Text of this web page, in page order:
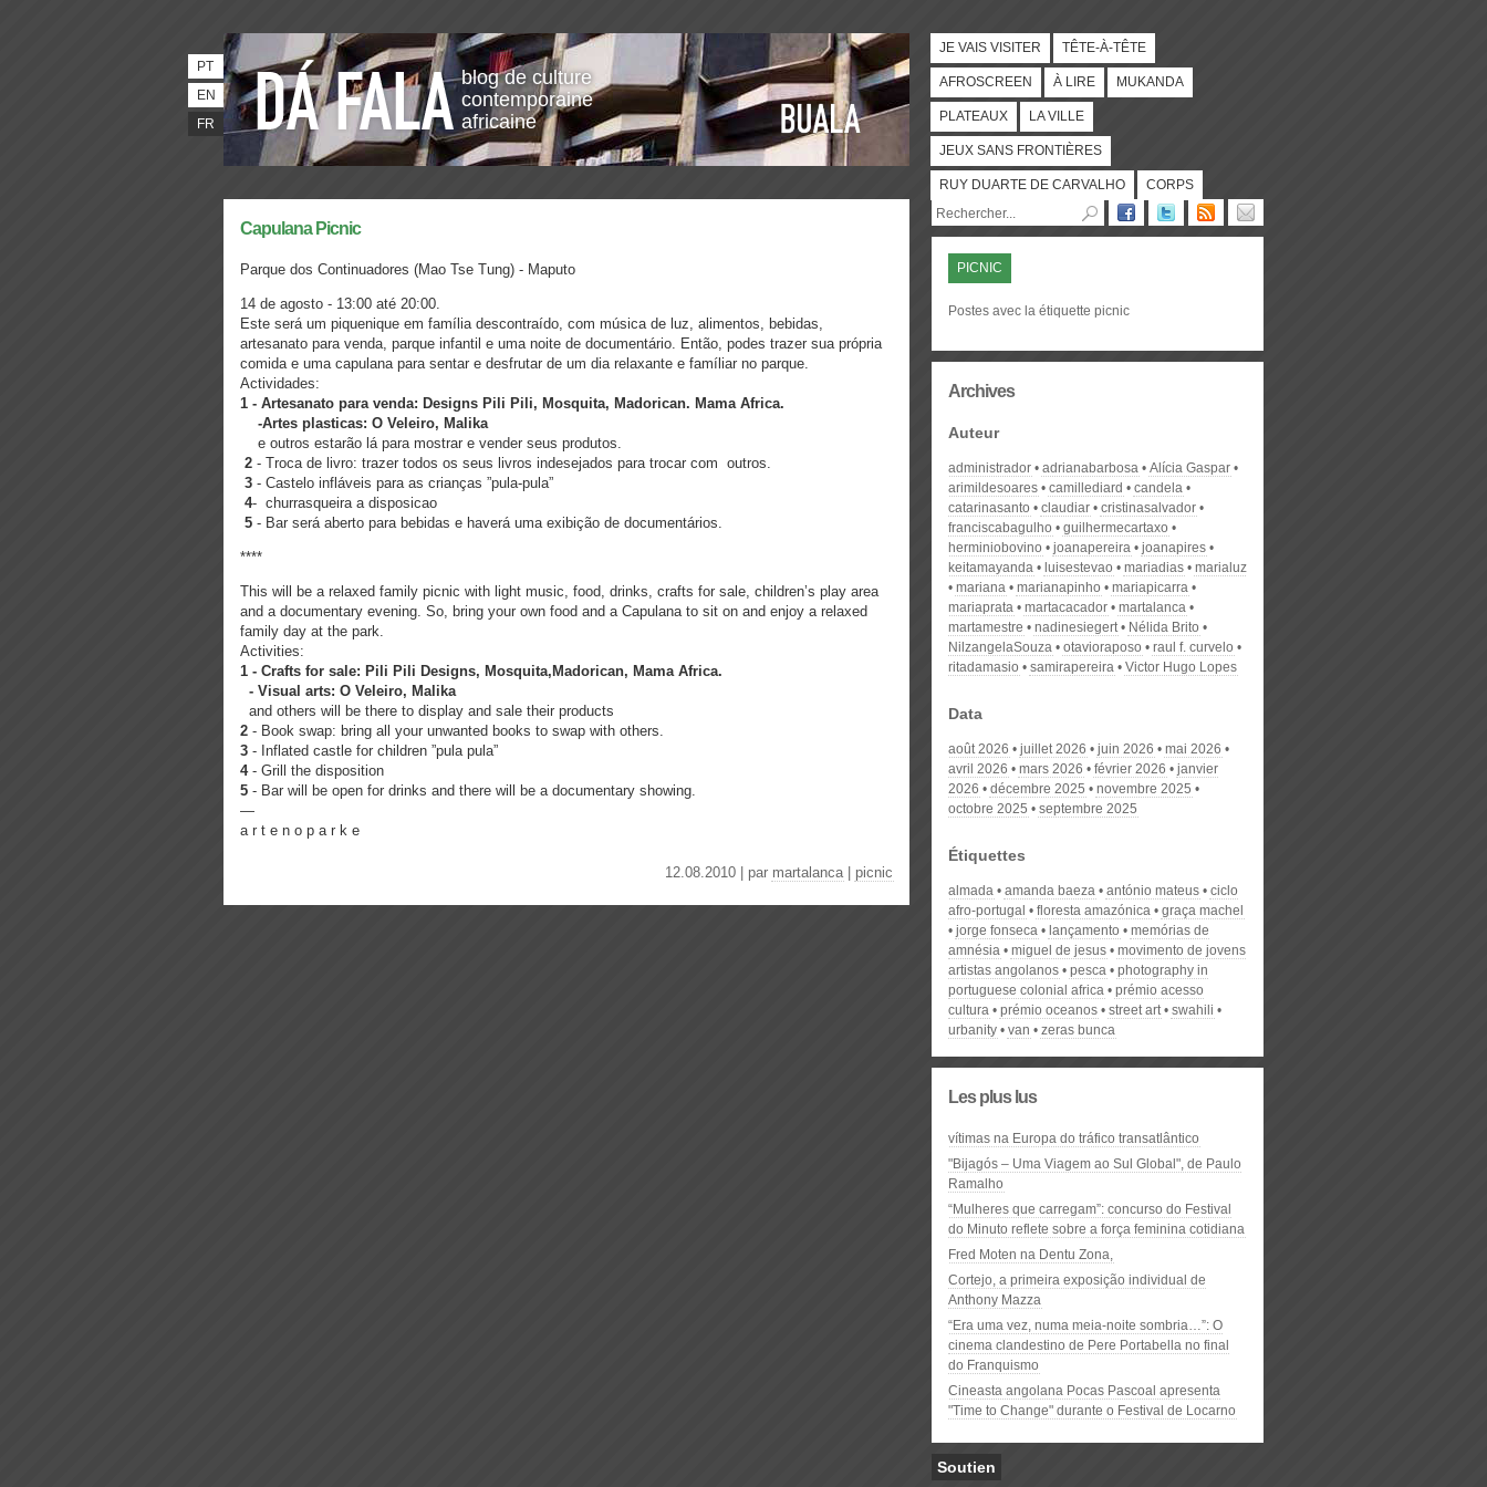
blog de culture
contemporaine
africaine
PT
EN
FR
JE VAIS VISITER TÊTE-À-TÊTE
AFROSCREEN À LIRE MUKANDA
PLATEAUX LA VILLE
JEUX SANS FRONTIÈRES
RUY DUARTE DE CARVALHO CORPS
Capulana Picnic
Parque dos Continuadores (Mao Tse Tung) - Maputo
14 de agosto - 13:00 até 20:00.
Este será um piquenique em família descontraído, com música de luz, alimentos, bebidas,
artesanato para venda, parque infantil e uma noite de documentário. Então, podes trazer sua própria
comida e uma capulana para sentar e desfrutar de um dia relaxante e famíliar no parque.
Actividades:
1 - Artesanato para venda: Designs Pili Pili, Mosquita, Madorican. Mama Africa.
-Artes plasticas: O Veleiro, Malika
e outros estarão lá para mostrar e vender seus produtos.
2 - Troca de livro: trazer todos os seus livros indesejados para trocar com outros.
3 - Castelo infláveis para as crianças ”pula-pula”
4- churrasqueira a disposicao
5 - Bar será aberto para bebidas e haverá uma exibição de documentários.
****
This will be a relaxed family picnic with light music, food, drinks, crafts for sale, children’s play area
and a documentary evening. So, bring your own food and a Capulana to sit on and enjoy a relaxed
family day at the park.
Activities:
1 - Crafts for sale: Pili Pili Designs, Mosquita,Madorican, Mama Africa.
- Visual arts: O Veleiro, Malika
and others will be there to display and sale their products
2 - Book swap: bring all your unwanted books to swap with others.
3 - Inflated castle for children ”pula pula”
4- Grill the disposition
5 - Bar will be open for drinks and there will be a documentary showing.
—
a r t e n o p a r k e
12.08.2010 | par martalanca| picnic
PICNIC
Postes avec la étiquette picnic
Archives
Auteur
administrador adrianabarbosa
Alícia Gaspar
arimildesoares
camillediard
candela
catarinasanto
claudiar
cristinasalvador
franciscabagulho
guilhermecartaxo
herminiobovino
joanapereira
joanapires
keitamayanda
luisestevao mariadias
marialuz
mariana
marianapinho
mariapicarra
mariaprata
martacacador
martalanca
martamestre
nadinesiegert
Nélida Brito
NilzangelaSouza
otavioraposo
raul f. curvelo
ritadamasio
samirapereira Victor Hugo Lopes
Data
août 2026 juillet 2026 juin 2026
mai 2026
avril 2026
mars 2026 février 2026
janvier
2026
décembre 2025
novembre 2025
octobre 2025
septembre 2025
Étiquettes
almada amanda baeza antónio mateus
ciclo
afro-portugal
floresta amazónica
graça machel
jorge fonseca
lançamento
memórias de
amnésia
miguel de jesus
movimento de jovens
artistas angolanos
pesca
photography in
portuguese colonial africa
prémio acesso
cultura
prémio oceanos street art
swahili
urbanity
van zeras bunca
Les plus lus
vítimas na Europa do tráfico transatlântico
"Bijagós – Uma Viagem ao Sul Global", de Paulo
Ramalho
“Mulheres que carregam”: concurso do Festival
do Minuto reflete sobre a força feminina cotidiana
Fred Moten na Dentu Zona,
Cortejo, a primeira exposição individual de
Anthony Mazza
“Era uma vez, numa meia-noite sombria…”: O
cinema clandestino de Pere Portabella no final
do Franquismo
Cineasta angolana Pocas Pascoal apresenta
"Time to Change" durante o Festival de Locarno
Soutien